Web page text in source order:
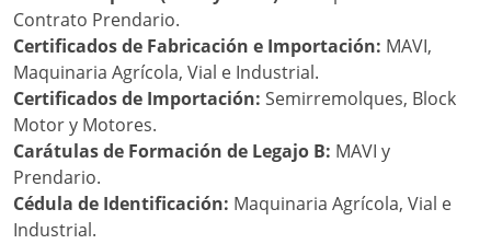
Contrato Prendario.
Certificados de Fabricación e Importación: MAVI,
Maquinaria Agrícola, Vial e Industrial.
Certificados de Importación: Semirremolques, Block
Motor y Motores.
Carátulas de Formación de Legajo B: MAVI y
Prendario.
Cédula de Identificación: Maquinaria Agrícola, Vial e
Industrial.